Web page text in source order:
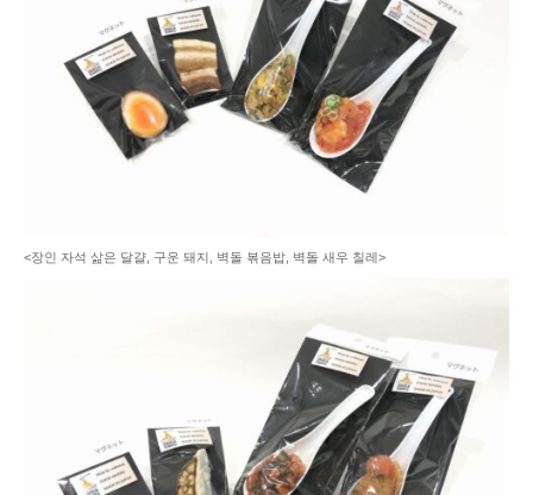
<장인 자석 삶은 달걀, 구운 돼지, 벽돌 볶음밥, 벽돌 새우 칠레>